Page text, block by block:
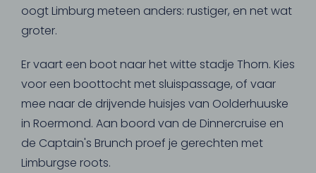
oogt Limburg meteen anders: rustiger, en net wat
groter.
Er vaart een boot naar het witte stadje Thorn. Kies
voor een boottocht met sluispassage, of vaar
mee naar de drijvende huisjes van Oolderhuuske
in Roermond. Aan boord van de Dinnercruise en
de Captain's Brunch proef je gerechten met
Limburgse roots.